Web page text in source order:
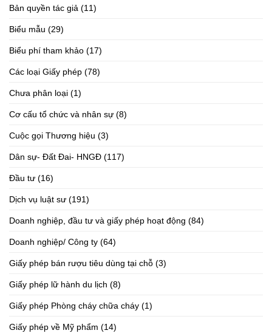
Bản quyền tác giả (11)
Biểu mẫu (29)
Biểu phí tham khảo (17)
Các loại Giấy phép (78)
Chưa phân loại (1)
Cơ cấu tổ chức và nhân sự (8)
Cuộc gọi Thương hiệu (3)
Dân sự- Đất Đai- HNGĐ (117)
Đầu tư (16)
Dịch vụ luật sư (191)
Doanh nghiệp, đầu tư và giấy phép hoạt động (84)
Doanh nghiệp/ Công ty (64)
Giấy phép bán rượu tiêu dùng tại chỗ (3)
Giấy phép lữ hành du lịch (8)
Giấy phép Phòng cháy chữa cháy (1)
Giấy phép về Mỹ phẩm (14)